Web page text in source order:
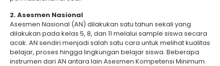
2. Asesmen Nasional
Asesmen Nasional (AN) dilakukan satu tahun sekali yang
dilakukan pada kelas 5, 8, dan 11 melalui sample siswa secara
acak. AN sendiri menjadi salah satu cara untuk melihat kualitas
belajar, proses hingga lingkungan belajar siswa. Beberapa
instrumen dari AN antara lain Asesmen Kompetensi Minimum